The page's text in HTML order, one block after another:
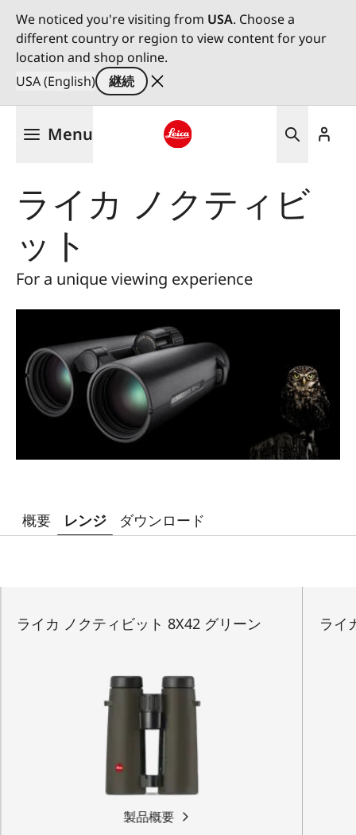
We noticed you're visiting from USA. Choose a
different country or region to view content for your
location and shop online.
USA (English)
継続
Menu
ライカ ノクティビ
ット
For a unique viewing experience
概要 レンジ ダウンロード
ライカ ノクティビット 8X42 グリーン
製品概要
ライ